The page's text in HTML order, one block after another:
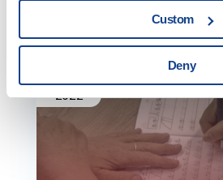
Custom
Deny
2022